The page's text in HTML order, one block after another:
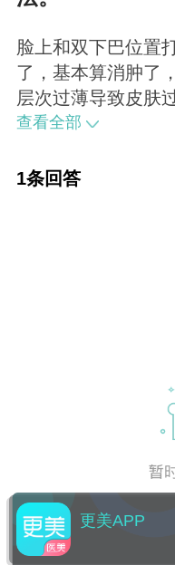
脸上和双下巴位置
了，基本算消肿了
层次过薄导致皮肤
敷镇静，然后去注
查看全部
1条回答
更美APP